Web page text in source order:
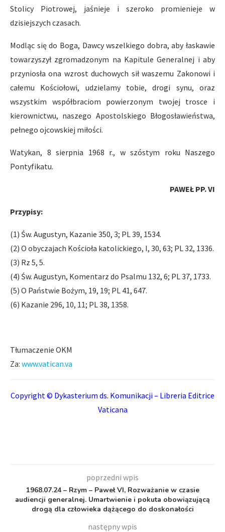
Stolicy Piotrowej, jaśnieje i szeroko promienieje w
dzisiejszych czasach.
Modląc się do Boga, Dawcy wszelkiego dobra, aby łaskawie
towarzyszył zgromadzonym na Kapitule Generalnej i aby
przyniosła ona wzrost duchowych sił waszemu Zakonowi i
całemu Kościołowi, udzielamy tobie, drogi synu, oraz
wszystkim współbraciom powierzonym twojej trosce i
kierownictwu, naszego Apostolskiego Błogosławieństwa,
pełnego ojcowskiej miłości.
Watykan, 8 sierpnia 1968 r., w szóstym roku Naszego
Pontyfikatu.
PAWEŁ PP. VI
Przypisy:
(1) Św. Augustyn, Kazanie 350, 3; PL 39, 1534.
(2) O obyczajach Kościoła katolickiego, I, 30, 63; PL 32, 1336.
(3) Rz 5, 5.
(4) Św. Augustyn, Komentarz do Psalmu 132, 6; PL 37, 1733.
(5) O Państwie Bożym, 19, 19; PL 41, 647.
(6) Kazanie 296, 10, 11; PL 38, 1358.
Tłumaczenie OKM
Za: www.vatican.va
Copyright © Dykasterium ds. Komunikacji – Libreria Editrice
Vaticana
poprzedni wpis
1968.07.24 – Rzym – Paweł VI, Rozważanie w czasie
audiencji generalnej. Umartwienie i pokuta obowiązującą
drogą dla człowieka dążącego do doskonałości
następny wpis